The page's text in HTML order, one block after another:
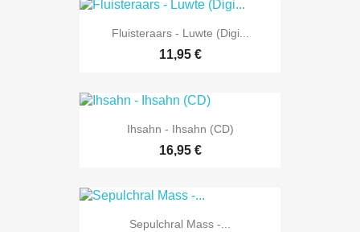
Fluisteraars - Luwte (Digi...
11,95 €
Ihsahn - Ihsahn (CD)
16,95 €
Sepulchral Mass -...